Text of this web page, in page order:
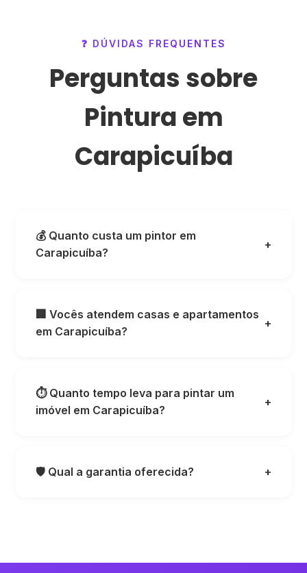
❓ DÚVIDAS FREQUENTES
Perguntas sobre
Pintura em
Carapicuíba
💰 Quanto custa um pintor em
Carapicuíba?
+
🏢 Vocês atendem casas e apartamentos
em Carapicuíba?
+
⏱️ Quanto tempo leva para pintar um
imóvel em Carapicuíba?
+
🛡️ Qual a garantia oferecida? +